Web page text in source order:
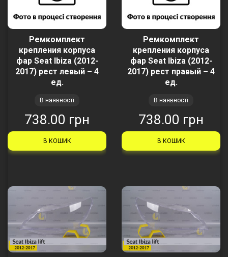
Ремкомплект
крепления корпуса
фар Seat Ibiza (2012-
2017) рест левый – 4
ед.
В наявності
738.00 грн
В КОШИК
Ремкомплект
крепления корпуса
фар Seat Ibiza (2012-
2017) рест правый – 4
ед.
В наявності
738.00 грн
В КОШИК